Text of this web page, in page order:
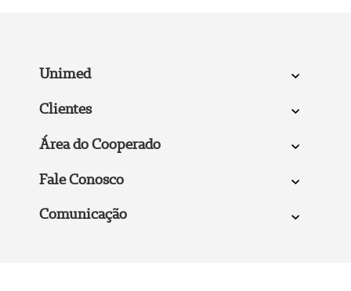
Unimed
Clientes
Área do Cooperado
Fale Conosco
Comunicação